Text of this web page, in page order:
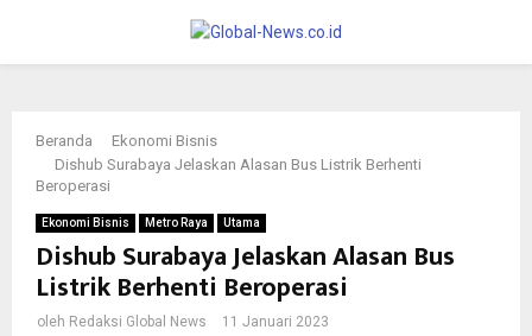
PRIMARY
MENU
Beranda
Ekonomi Bisnis
Dishub Surabaya Jelaskan Alasan Bus Listrik Berhenti
Beroperasi
Ekonomi Bisnis Metro Raya Utama
Dishub Surabaya Jelaskan Alasan Bus
Listrik Berhenti Beroperasi
oleh Redaksi Global News 11 Januari 2023